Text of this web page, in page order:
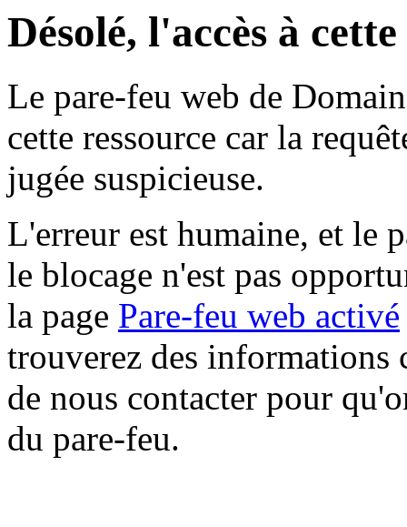
Désolé, l'accès à
Le pare-feu web de
cette ressource car la
jugée suspicieuse.
L'erreur est humaine, et le
le blocage n'est pas
la page Pare-feu web activé
trouverez des informations
de nous contacter pour
du pare-feu.